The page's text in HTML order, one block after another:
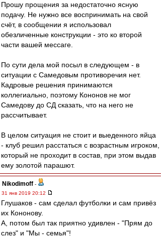
Прошу прощения за недостаточно ясную
подачу. Не нужно все воспринимать на свой
счёт, в сообщении я использовал
обезличенные конструкции - это ко второй
части вашей мессаге.
По сути дела мой посыл в следующем - в
ситуации с Самедовым противоречия нет.
Кадровые решения принимаются
коллегиально, поэтому Кононов не мог
Самедову до СД сказать, что на него не
рассчитывает.
В целом ситуация не стоит и выеденного яйца
- клуб решил расстаться с возрастным игроком,
который не проходит в состав, при этом выдав
ему золотой парашют.
Nikodimoff -
31 янв 2019 20:12
Глушаков - сам сделал футболки и сам привёз
их Кононову.
А, потом был так приятно удивлен - "Прям до
слез" и "Мы - семья"!